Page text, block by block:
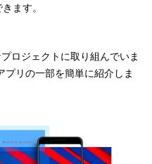
ます。
ロジェクトに取り組んでいま
リの一部を簡単に紹介しま